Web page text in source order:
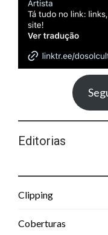
Editorias
Clipping
Coberturas